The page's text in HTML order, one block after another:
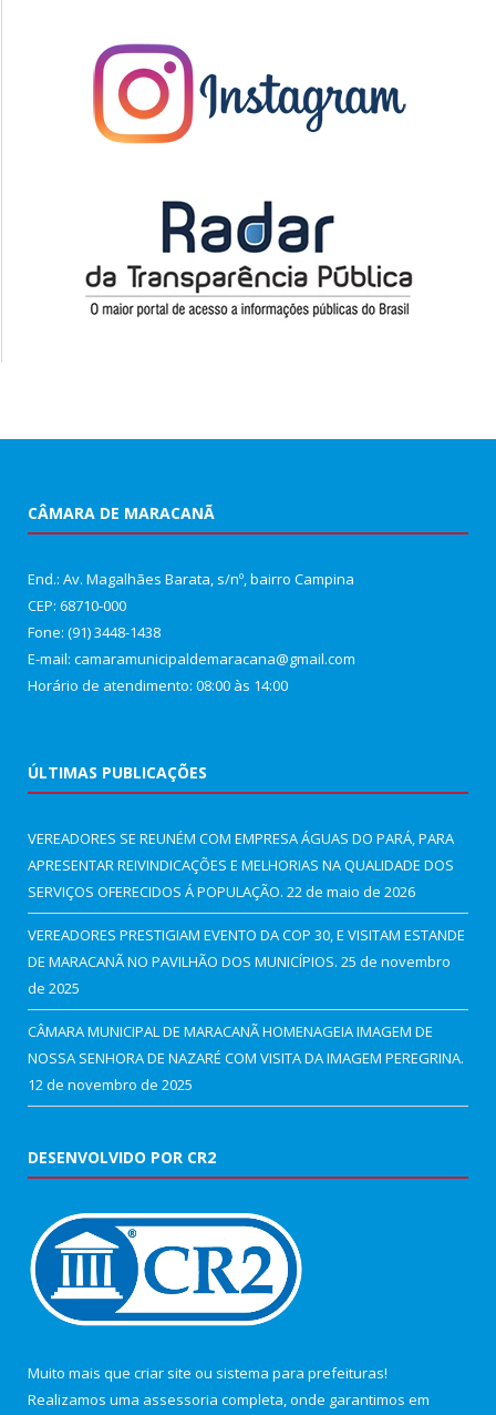
CÂMARA DE MARACANÃ
End.: Av. Magalhães Barata, s/nº, bairro Campina
CEP: 68710-000
Fone: (91) 3448-1438
E-mail: camaramunicipaldemaracana@gmail.com
Horário de atendimento: 08:00 às 14:00
ÚLTIMAS PUBLICAÇÕES
VEREADORES SE REUNÉM COM EMPRESA ÁGUAS DO PARÁ, PARA
APRESENTAR REIVINDICAÇÕES E MELHORIAS NA QUALIDADE DOS
SERVIÇOS OFERECIDOS Á POPULAÇÃO. 22 de maio de 2026
VEREADORES PRESTIGIAM EVENTO DA COP 30, E VISITAM ESTANDE
DE MARACANÃ NO PAVILHÃO DOS MUNICÍPIOS. 25 de novembro
de 2025
CÂMARA MUNICIPAL DE MARACANÃ HOMENAGEIA IMAGEM DE
NOSSA SENHORA DE NAZARÉ COM VISITA DA IMAGEM PEREGRINA.
12 de novembro de 2025
DESENVOLVIDO POR CR2
Muito mais que criar site ou sistema para prefeituras!
Realizamos uma assessoria completa, onde garantimos em